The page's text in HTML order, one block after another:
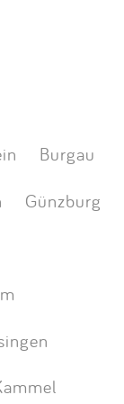
Burgau
Günzburg